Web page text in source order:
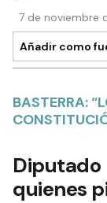
7 de noviembre
Añadir como
BASTERRA:
Diputado
quienes